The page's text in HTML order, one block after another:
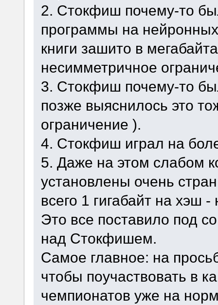
2. Стокфиш почему-то
программы на
книги зашито в
несимметричное
3. Стокфиш почему-то
позже выяснилось это
ограничение ).
4. Стокфиш играл на
5. Даже на этом слабом
установлены очень
всего 1 гигабайт на хэш
Это все поставило под
над Стокфишем.
Самое главное: на
чтобы поучаствовать в
чемпионатов уже на